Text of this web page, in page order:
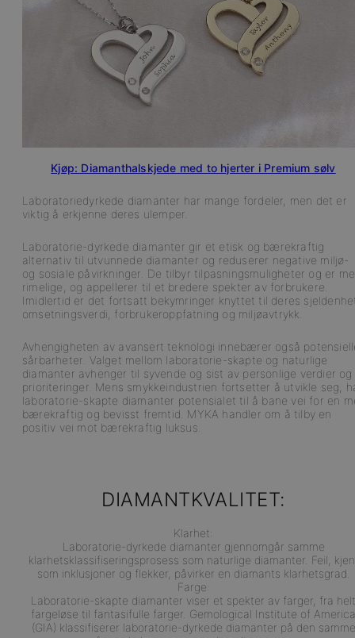
Laboratoriedyrkede diamanter har mange fordeler, men det er
viktig å erkjenne deres ulemper.
Laboratorie-dyrkede diamanter gir et etisk og bærekraftig
alternativ til utvunnede diamanter og reduserer negative miljø-
og sosiale påvirkninger. De tilbyr tilpasningsmuligheter og er
rimelige, og appellerer til et bredere spekter av forbrukere.
Imidlertid er det fortsatt bekymringer knyttet til deres
omsetningsverdi, forbrukeroppfatning og miljøavtrykk.
Avhengigheten av avansert teknologi innebærer også
sårbarheter. Valget mellom laboratorie-skapte og naturlige
diamanter avhenger til syvende og sist av personlige verdier og
prioriteringer. Mens smykkeindustrien fortsetter å utvikle seg,
laboratorie-skapte diamanter potensialet til å bane vei for en
bærekraftig og bevisst fremtid. MYKA handler om å tilby en
positiv vei mot bærekraftig luksus.
Kjøp: Diamanthalskjede med to hjerter i Premium sølv
DIAMANTKVALITET:
Klarhet:
Laboratorie-dyrkede diamanter gjennomgår samme
klarhetsklassifiseringsprosess som naturlige diamanter. Feil,
som inklusjoner og flekker, påvirker en diamants klarhetsgrad.
Farge:
Laboratorie-skapte diamanter viser et spekter av farger, fra helt
fargeløse til fantasifulle farger. Gemological Institute of America
(GIA) klassifiserer laboratorie-dyrkede diamanter på den samme